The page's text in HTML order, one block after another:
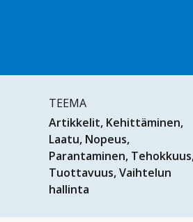
TEEMA
Artikkelit Kehittäminen
Laatu Nopeus
Parantaminen Tehokkuus
Tuottavuus Vaihtelun
hallinta